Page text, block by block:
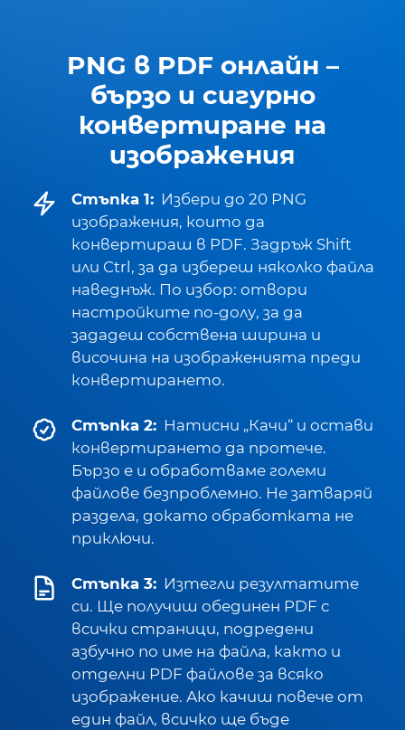
PNG в PDF онлайн –
бързо и сигурно
конвертиране на
изображения
Стъпка 1: Избери до 20 PNG
изображения, които да
конвертираш в PDF. Задръж Shift
или Ctrl, за да избереш няколко файла
наведнъж. По избор: отвори
настройките по-долу, за да
зададеш собствена ширина и
височина на изображенията преди
конвертирането.
Стъпка 2: Натисни „Качи“ и остави
конвертирането да протече.
Бързо е и обработваме големи
файлове безпроблемно. Не затваряй
раздела, докато обработката не
приключи.
Стъпка 3: Изтегли резултатите
си. Ще получиш обединен PDF с
всички страници, подредени
азбучно по име на файла, както и
отделни PDF файлове за всяко
изображение. Ако качиш повече от
един файл, всичко ще бъде